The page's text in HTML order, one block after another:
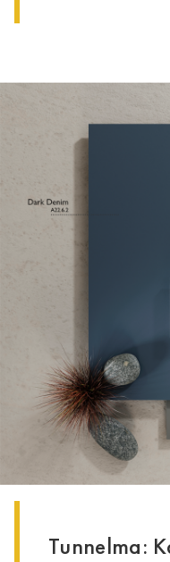
Tunnelma: